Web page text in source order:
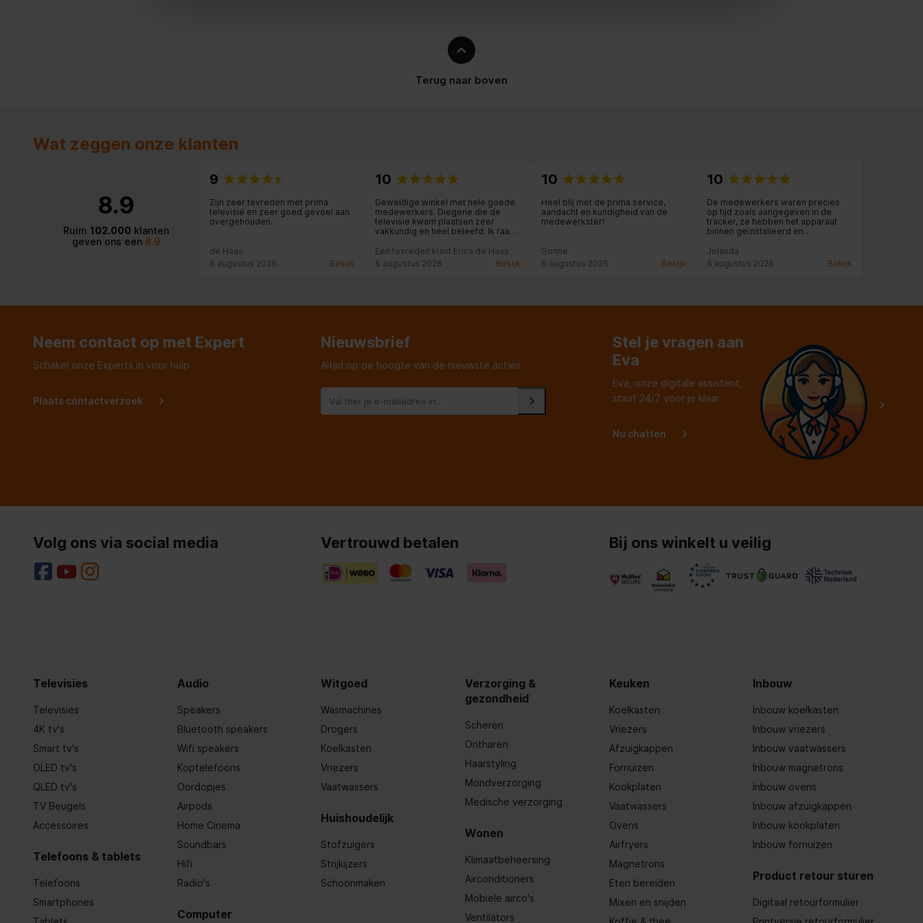
Ondersteunt Mac-besturingssysteem
Terug naar boven
Wat zeggen onze klanten
8.9
Ruim 102.000 klanten
geven ons een8.9
9
Zijn zeer tevreden met prima
televisie en zeer goed gevoel aan
overgehouden.
de Haas
6 augustus 2026
Bekijk
10
Geweldige winkel met hele goede
medewerkers. Diegene die de
televisie kwam plaatsen zeer
vakkundig en heel beleefd. Ik raad
Een tevreden klant Erica de Haas.
6 augustus 2026
Bekijk
10
Heel blij met de prima service,
aandacht en kundigheid van de
medewerkster!
Gonne
6 augustus 2026
Bekijk
10
De medewerkers waren precies
op tijd zoals aangegeven in de
tracker, ze hebben het apparaat
binnen geïnstalleerd en
met overladen en de oude
apparaten meegenomen
Jolanda
6 augustus 2026
Bekijk
Neem contact op met Expert
Schakel onze Experts in voor hulp
Plaats contactverzoek
Nieuwsbrief
Altijd op de hoogte van de nieuwste acties
Stel je vragen aan
Eva
Eva, onze digitale assistent,
staat 24/7 voor je klaar
Nu chatten
Volg ons via social media Vertrouwd betalen Bij ons winkelt u veilig
Televisies
Televisies
4K tv's
Smart tv's
OLED tv's
QLED tv's
TV Beugels
Accessoires
Telefoons & tablets
Telefoons
Smartphones
Audio
Speakers
Bluetooth speakers
Wifi speakers
Koptelefoons
Oordopjes
Airpods
Home Cinema
Soundbars
Hifi
Radio's
Computer
Witgoed
Wasmachines
Drogers
Koelkasten
Vriezers
Vaatwassers
Huishoudelijk
Stofzuigers
Strijkijzers
Schoonmaken
Verzorging &
gezondheid
Scheren
Ontharen
Haarstyling
Mondverzorging
Medische verzorging
Wonen
Klimaatbeheersing
Airconditioners
Mobiele airco's
Ventilators
Keuken
Koelkasten
Vriezers
Afzuigkappen
Fornuizen
Kookplaten
Vaatwassers
Ovens
Airfryers
Magnetrons
Eten bereiden
Mixen en snijden
Inbouw
Inbouw koelkasten
Inbouw vriezers
Inbouw vaatwassers
Inbouw magnetrons
Inbouw ovens
Inbouw afzuigkappen
Inbouw kookplaten
Inbouw fornuizen
Product retour sturen
Digitaal retourformulier